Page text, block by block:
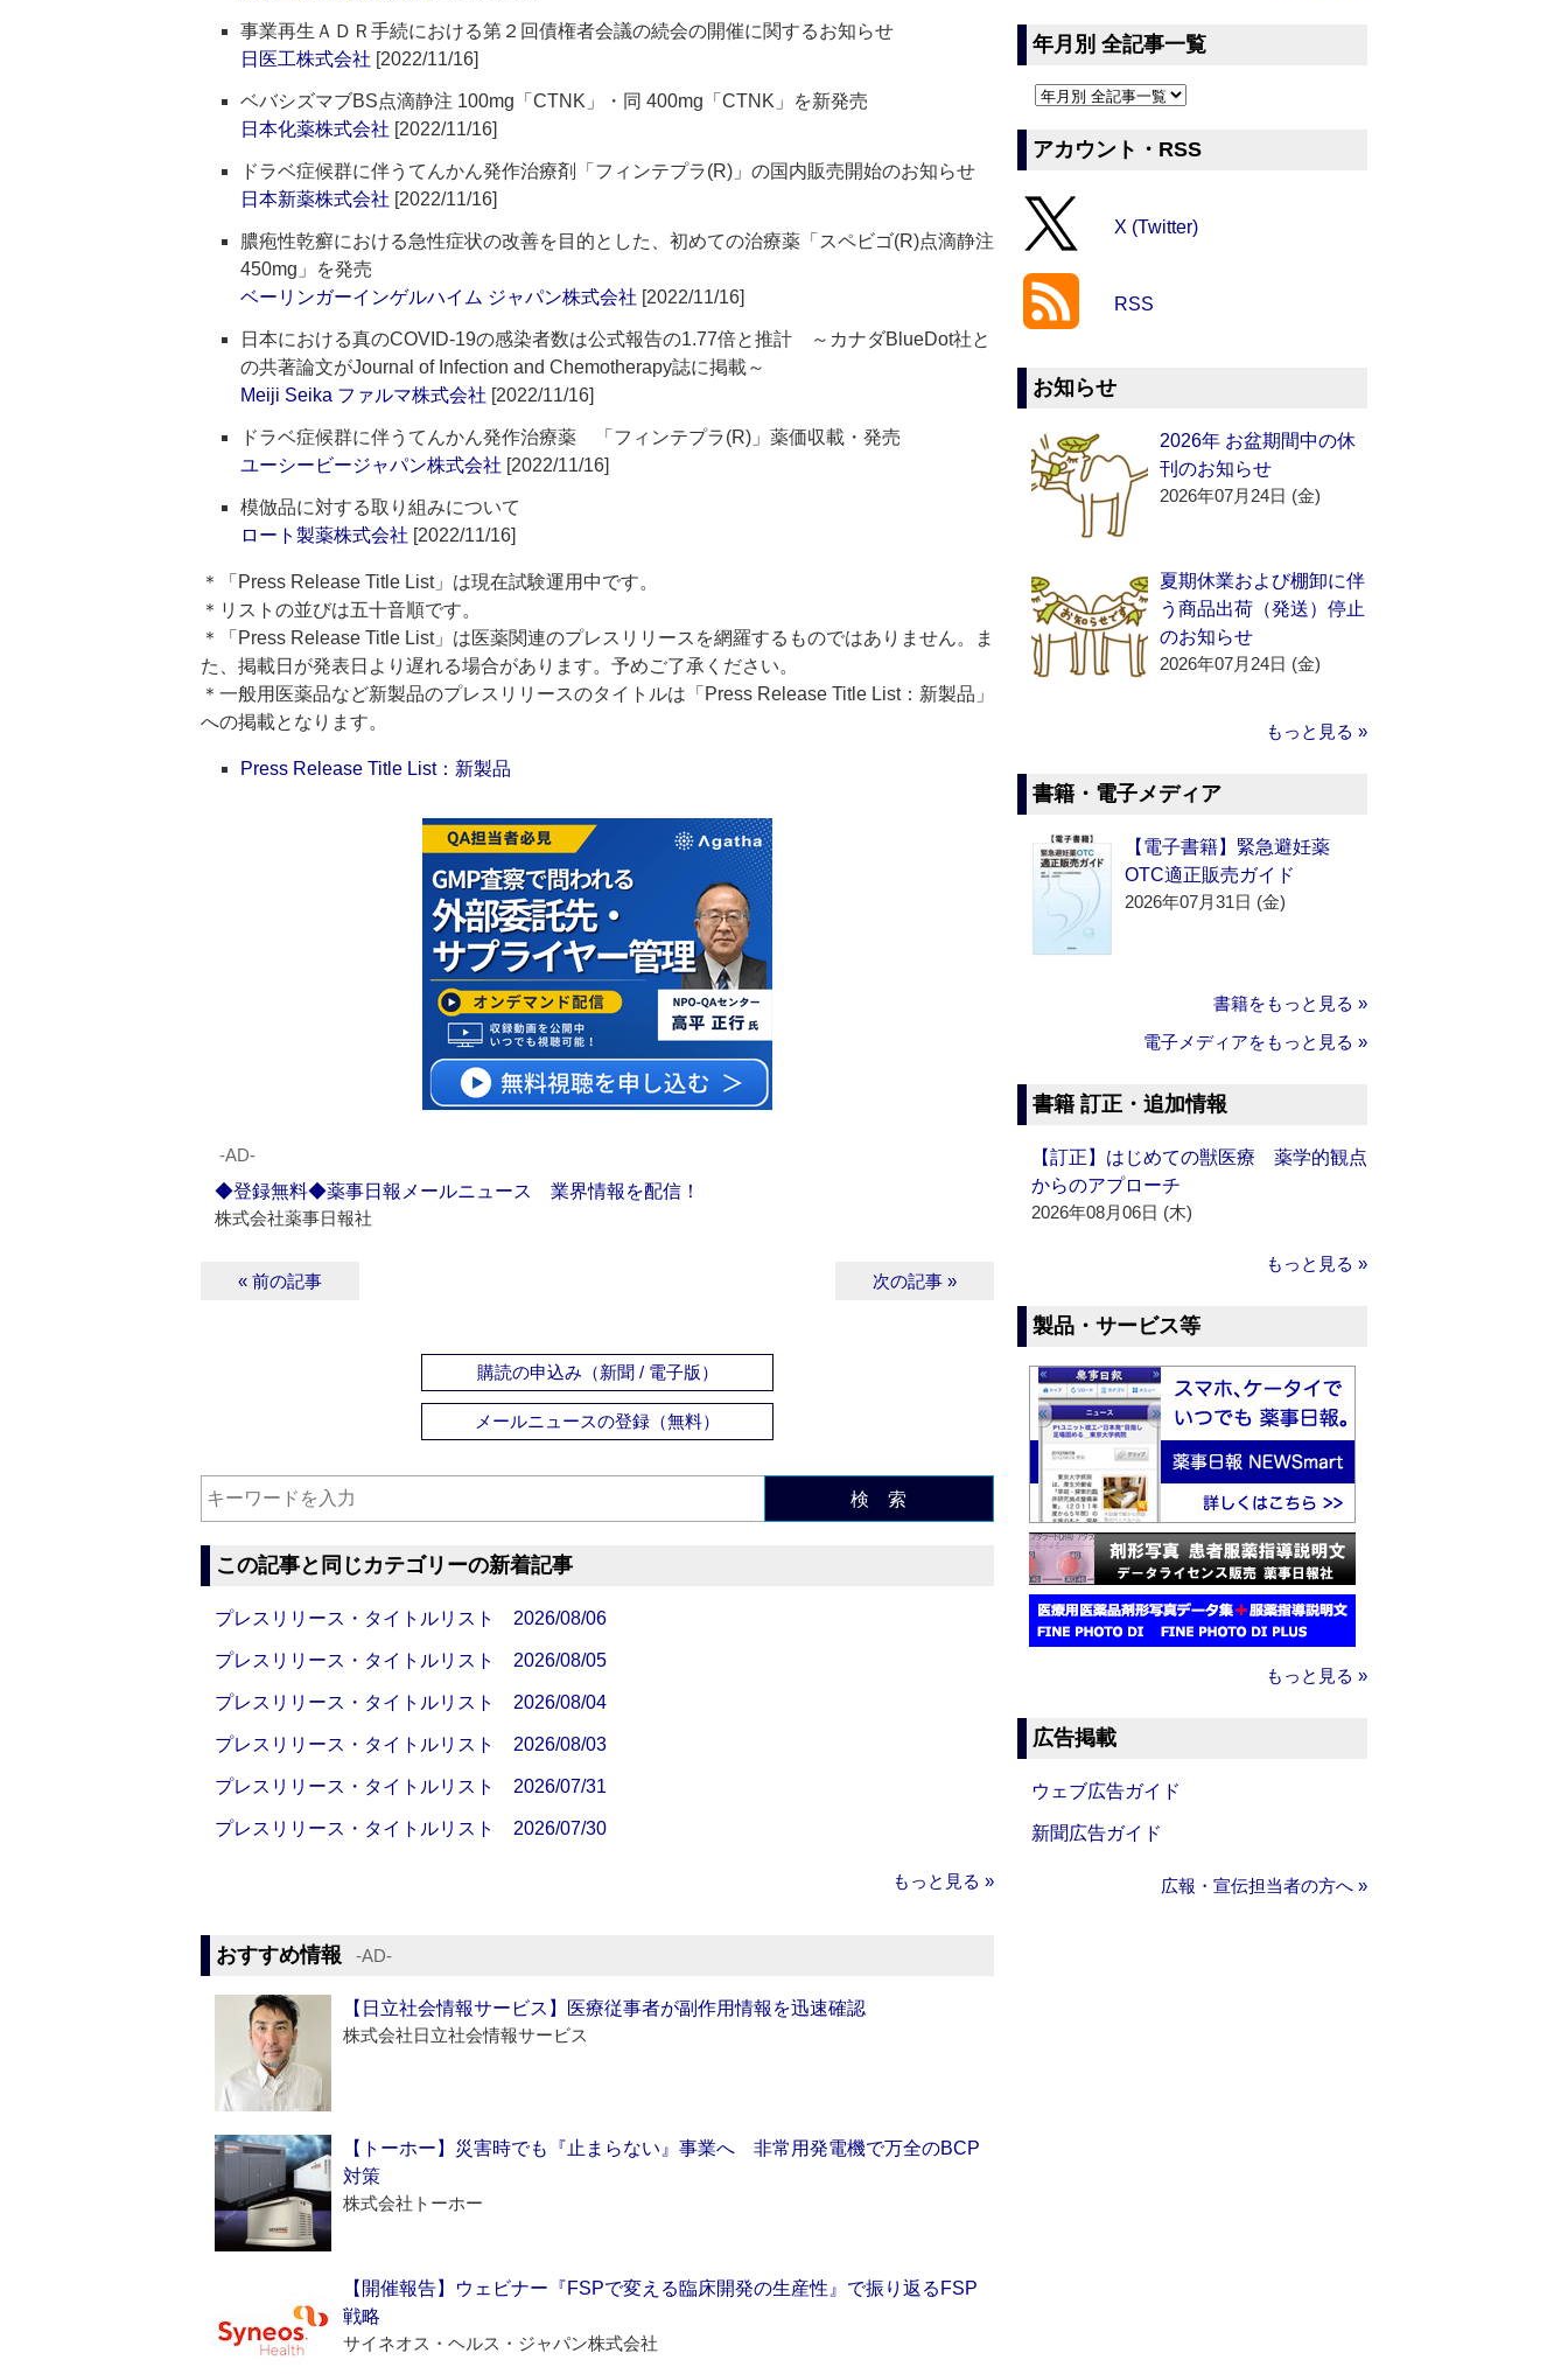
事業再生ＡＤＲ手続における第２回債権者会議の続会の開催に関するお知らせ
日医工株式会社 [2022/11/16]
ベバシズマブBS点滴静注 100mg「CTNK」・同 400mg「CTNK」を新発売
日本化薬株式会社 [2022/11/16]
ドラベ症候群に伴うてんかん発作治療剤「フィンテプラ(R)」の国内販売開始のお知らせ
日本新薬株式会社 [2022/11/16]
膿疱性乾癬における急性症状の改善を目的とした、初めての治療薬「スペビゴ(R)点滴静注
450mg」を発売
ベーリンガーインゲルハイム ジャパン株式会社 [2022/11/16]
日本における真のCOVID-19の感染者数は公式報告の1.77倍と推計 ～カナダBlueDot社と
の共著論文がJournal of Infection and Chemotherapy誌に掲載～
Meiji Seika ファルマ株式会社 [2022/11/16]
ドラベ症候群に伴うてんかん発作治療薬 「フィンテプラ(R)」薬価収載・発売
ユーシービージャパン株式会社 [2022/11/16]
模倣品に対する取り組みについて
ロート製薬株式会社 [2022/11/16]
＊「Press Release Title List」は現在試験運用中です。
＊リストの並びは五十音順です。
＊「Press Release Title List」は医薬関連のプレスリリースを網羅するものではありません。ま
た、掲載日が発表日より遅れる場合があります。予めご了承ください。
＊一般用医薬品など新製品のプレスリリースのタイトルは「Press Release Title List：新製品」
への掲載となります。
Press Release Title List：新製品
‐AD‐
◆登録無料◆薬事日報メールニュース 業界情報を配信！
株式会社薬事日報社
« 前の記事 次の記事 »
購読の申込み（新聞 / 電子版）
メールニュースの登録（無料）
検 索
この記事と同じカテゴリーの新着記事
プレスリリース・タイトルリスト 2026/08/06
プレスリリース・タイトルリスト 2026/08/05
プレスリリース・タイトルリスト 2026/08/04
プレスリリース・タイトルリスト 2026/08/03
プレスリリース・タイトルリスト 2026/07/31
プレスリリース・タイトルリスト 2026/07/30
もっと見る »
おすすめ情報 ‐AD‐
【日立社会情報サービス】医療従事者が副作用情報を迅速確認
株式会社日立社会情報サービス
【トーホー】災害時でも『止まらない』事業へ 非常用発電機で万全のBCP
対策
株式会社トーホー
【開催報告】ウェビナー『FSPで変える臨床開発の生産性』で振り返るFSP
戦略
サイネオス・ヘルス・ジャパン株式会社
年月別 全記事一覧
アカウント・RSS
X (Twitter)
RSS
お知らせ
2026年 お盆期間中の休
刊のお知らせ
2026年07月24日 (金)
夏期休業および棚卸に伴
う商品出荷（発送）停止
のお知らせ
2026年07月24日 (金)
もっと見る »
書籍・電子メディア
【電子書籍】緊急避妊薬
OTC適正販売ガイド
2026年07月31日 (金)
書籍をもっと見る »
電子メディアをもっと見る »
書籍 訂正・追加情報
【訂正】はじめての獣医療 薬学的観点
からのアプローチ
2026年08月06日 (木)
もっと見る »
製品・サービス等
もっと見る »
広告掲載
ウェブ広告ガイド
新聞広告ガイド
広報・宣伝担当者の方へ »